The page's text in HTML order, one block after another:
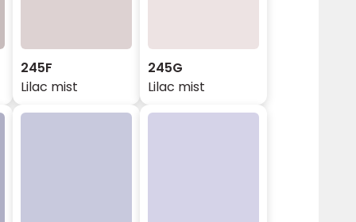
245F
Lilac mist
245G
Lilac mist